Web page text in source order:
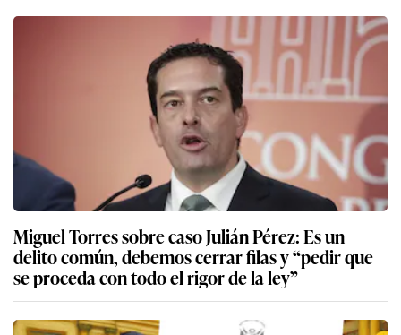
Miguel Torres sobre caso Julián Pérez: Es un
delito común, debemos cerrar filas y “pedir que
se proceda con todo el rigor de la ley”